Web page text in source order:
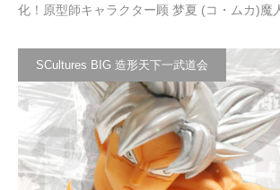
化！原型師キャラクター顾 梦夏 (コ・ムカ)魔
SCultures BIG 造形天下一武道会